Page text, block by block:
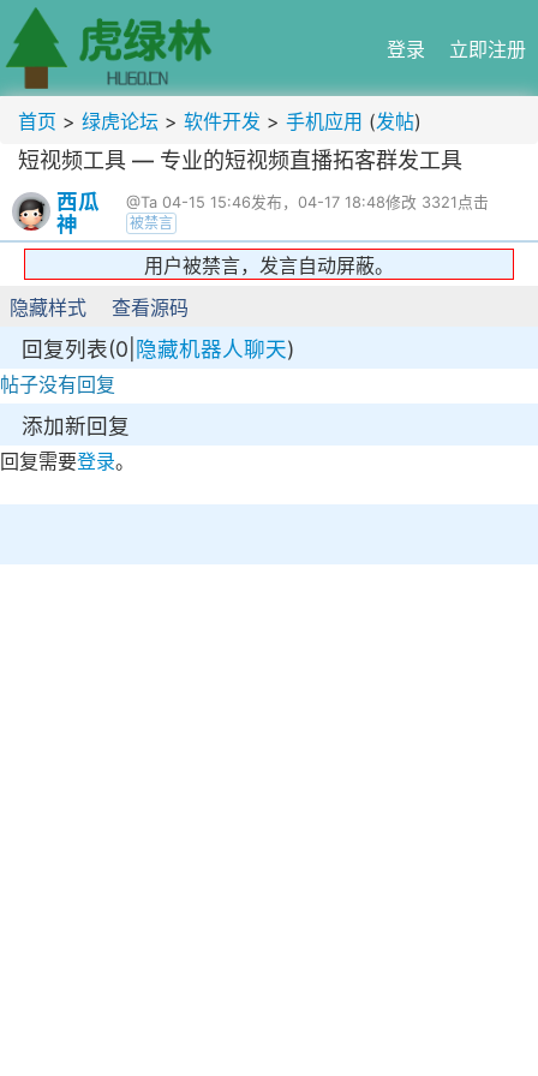
登录 立即注册
首页 > 绿虎论坛 > 软件开发 > 手机应用 (发帖)
短视频工具 — 专业的短视频直播拓客群发工具
西瓜
神
@Ta 04-15 15:46发布，04-17 18:48修改 3321点击
被禁言
用户被禁言，发言自动屏蔽。
隐藏样式
查看源码
回复列表(0| 隐藏机器人聊天)
帖子没有回复
添加新回复
回复需要登录。